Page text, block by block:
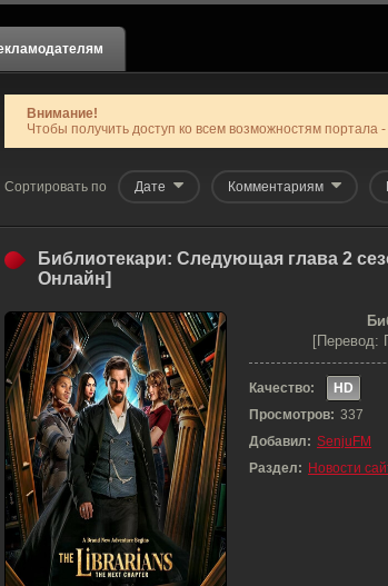
Внимание!
Чтобы получить доступ ко всем возможностям портала
Дате Комментариям
Библиотекари: Следующая глава 2
Онлайн]
[Перевод:
Качество:
HD
Просмотров: 337
Добавил: SenjuFM
Раздел: Новости